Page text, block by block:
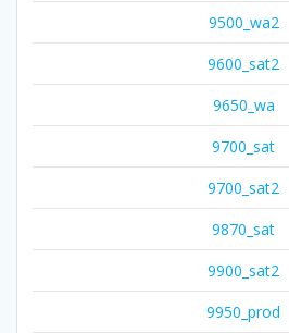
9500_wa2
9600_sat2
9650_wa
9700_sat
9700_sat2
9870_sat
9900_sat2
9950_prod